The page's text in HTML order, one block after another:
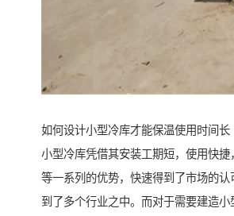
如何设计小型冷库才能保温使用时间长
小型冷库凭借其安装工期短，使用快捷
等一系列的优势，快速得到了市场的认
到了多个行业之中。而对于需要建造小